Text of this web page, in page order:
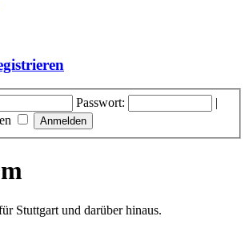
Passwort:
|
Stuttgart und darüber hinaus.